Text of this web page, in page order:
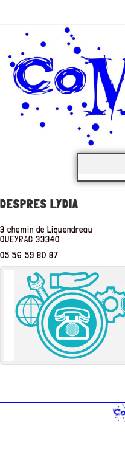
DESPRES LYDIA
3 chemin de Liquendreau
QUEYRAC 33340
05 56 59 80 87